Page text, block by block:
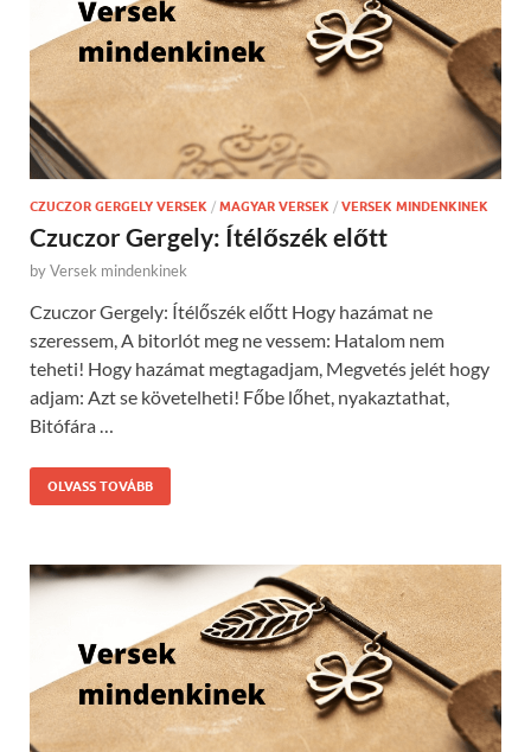
CZUCZOR GERGELY VERSEK / MAGYAR VERSEK / VERSEK MINDENKINEK
Czuczor Gergely: Ítélőszék előtt
byVersek mindenkinek
Czuczor Gergely: Ítélőszék előtt Hogy hazámat ne
szeressem, A bitorlót meg ne vessem: Hatalom nem
teheti! Hogy hazámat megtagadjam, Megvetés jelét hogy
adjam: Azt se követelheti! Főbe lőhet, nyakaztathat,
Bitófára …
OLVASS TOVÁBB